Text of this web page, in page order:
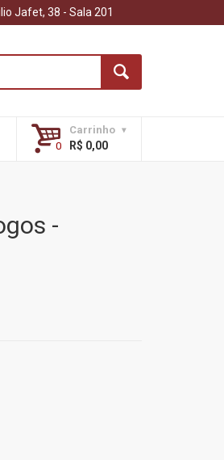
Jafet, 38 - Sala 201
Carrinho
R$ 0,00
-